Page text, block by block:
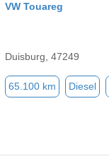
VW Touareg
Duisburg, 47249
65.100 km Diesel